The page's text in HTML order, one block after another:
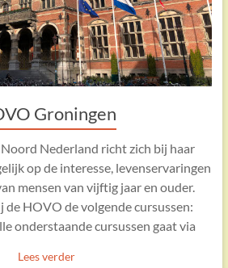
Groningen
Nederland richt zich bij haar
op de interesse, levenservaringen
mensen van vijftig jaar en ouder.
HOVO de volgende cursussen:
onderstaande cursussen gaat via
Lees verder